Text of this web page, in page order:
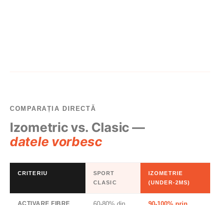
COMPARAȚIA DIRECTĂ
Izometric vs. Clasic —
datele vorbesc
CRITERIU
SPORT
CLASIC
IZOMETRIE
(UNDER-2MS)
ACTIVARE FIBRE